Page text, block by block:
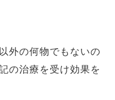
外の何物でもないの
の治療を受け効果を